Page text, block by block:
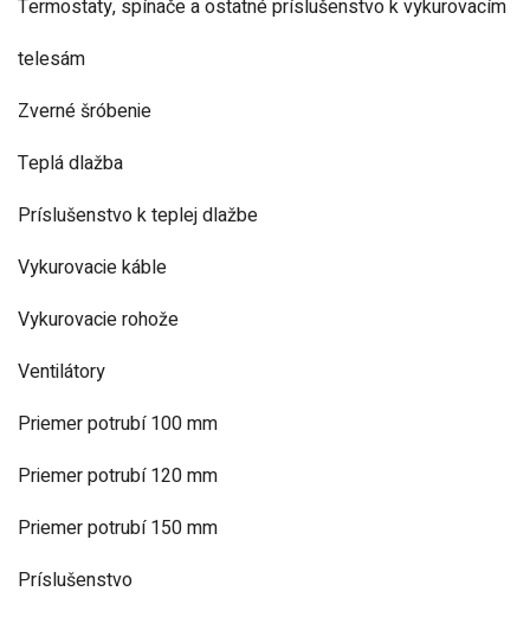
Termostaty, spínače a ostatné príslušenstvo k vykurovacím
telesám
Zverné šróbenie
Teplá dlažba
Príslušenstvo k teplej dlažbe
Vykurovacie káble
Vykurovacie rohože
Ventilátory
Priemer potrubí 100 mm
Priemer potrubí 120 mm
Priemer potrubí 150 mm
Príslušenstvo